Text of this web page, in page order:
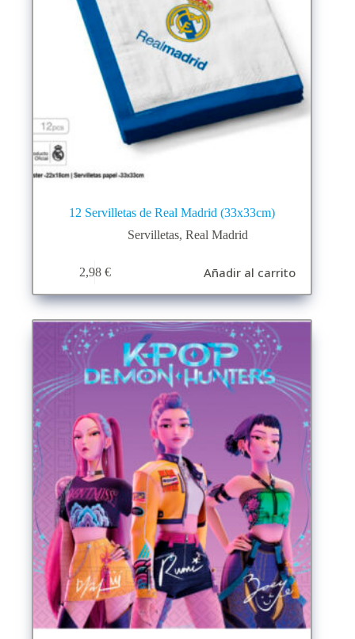
12 Servilletas de Real Madrid (33x33cm)
Servilletas,Real Madrid
2,98 € Añadir al carrito